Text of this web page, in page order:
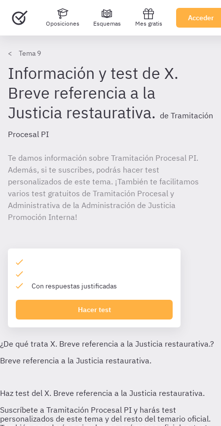
Oposiciones Esquemas Mes gratis
Acceder
Tema 9
Información y test de X.
Breve referencia a la
Justicia restaurativa. de Tramitación
Procesal PI
Te damos información sobre Tramitación Procesal PI.
Además, si te suscribes, podrás hacer test
personalizados de este tema. ¡También te facilitamos
varios test gratuitos de Tramitación Procesal y
Administrativa de la Administración de Justicia
Promoción Interna!
Con respuestas justificadas
Hacer test